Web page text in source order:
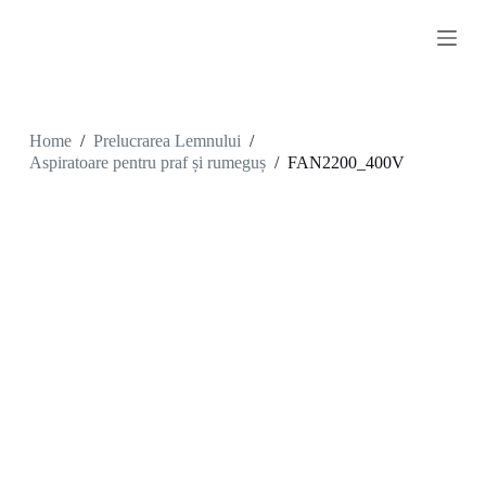
Home / Prelucrarea Lemnului /
Aspiratoare pentru praf și rumeguș / FAN2200_400V